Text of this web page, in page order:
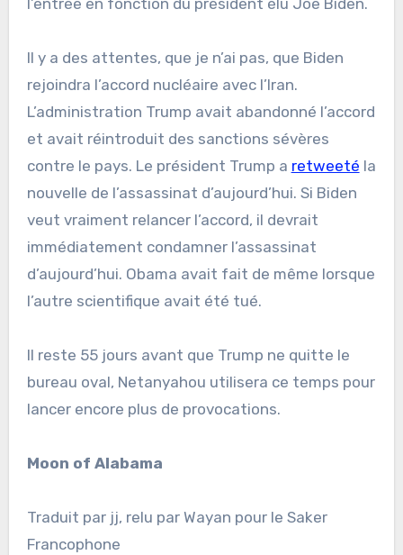
l’entrée en fonction du président élu Joe Biden.
Il y a des attentes, que je n’ai pas, que Biden
rejoindra l’accord nucléaire avec l’Iran.
L’administration Trump avait abandonné l’accord
et avait réintroduit des sanctions sévères
contre le pays. Le président Trump a retweeté la
nouvelle de l’assassinat d’aujourd’hui. Si Biden
veut vraiment relancer l’accord, il devrait
immédiatement condamner l’assassinat
d’aujourd’hui. Obama avait fait de même lorsque
l’autre scientifique avait été tué.
Il reste 55 jours avant que Trump ne quitte le
bureau oval, Netanyahou utilisera ce temps pour
lancer encore plus de provocations.
Moon of Alabama
Traduit par jj, relu par Wayan pour le Saker
Francophone